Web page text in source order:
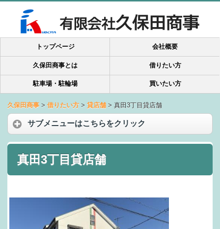
トップページ 会社概要
久保田商事とは 借りたい方
駐車場・駐輪場 買いたい方
久保田商事 > 借りたい方 > 貸店舗 > 真田3丁目貸店舗
サブメニューはこちらをクリック
真田3丁目貸店舗